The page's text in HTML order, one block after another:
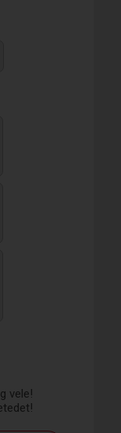
vele!